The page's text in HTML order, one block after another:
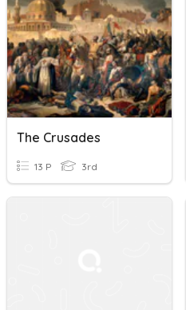
The Crusades
13 P 3rd